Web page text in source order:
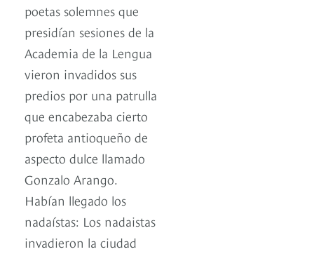
poetas solemnes que
presidían sesiones de la
Academia de la Lengua
vieron invadidos sus
predios por una patrulla
que encabezaba cierto
profeta antioqueño de
aspecto dulce llamado
Gonzalo Arango.
Habían llegado los
nadaístas: Los nadaistas
invadieron la ciudad